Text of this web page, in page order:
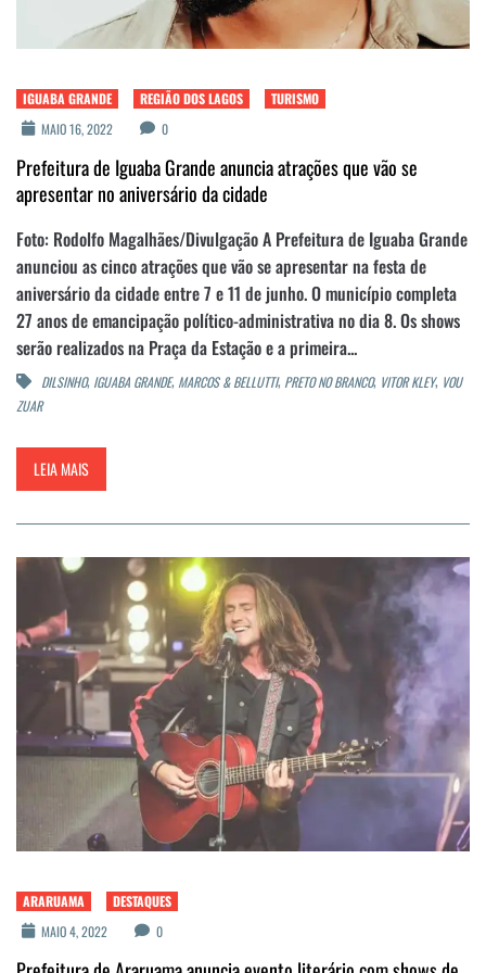
IGUABA GRANDE REGIÃO DOS LAGOS
TURISMO
MAIO 16, 2022
0
Prefeitura de Iguaba Grande anuncia atrações que vão se
apresentar no aniversário da cidade
Foto: Rodolfo Magalhães/Divulgação A Prefeitura de Iguaba Grande
anunciou as cinco atrações que vão se apresentar na festa de
aniversário da cidade entre 7 e 11 de junho. O município completa
27 anos de emancipação político-administrativa no dia 8. Os shows
serão realizados na Praça da Estação e a primeira...
DILSINHO, IGUABA GRANDE, MARCOS & BELLUTTI, PRETO NO BRANCO, VITOR KLEY, VOU
ZUAR
LEIA MAIS
ARARUAMA
DESTAQUES
MAIO 4, 2022
0